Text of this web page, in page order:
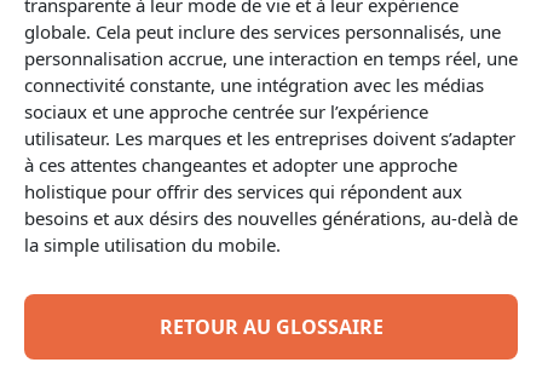
transparente à leur mode de vie et à leur expérience
globale. Cela peut inclure des services personnalisés, une
personnalisation accrue, une interaction en temps réel, une
connectivité constante, une intégration avec les médias
sociaux et une approche centrée sur l’expérience
utilisateur. Les marques et les entreprises doivent s’adapter
à ces attentes changeantes et adopter une approche
holistique pour offrir des services qui répondent aux
besoins et aux désirs des nouvelles générations, au-delà de
la simple utilisation du mobile.
RETOUR AU GLOSSAIRE